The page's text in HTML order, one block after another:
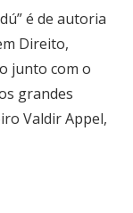
é de autoria
Direito,
junto com o
grandes
Valdir Appel,